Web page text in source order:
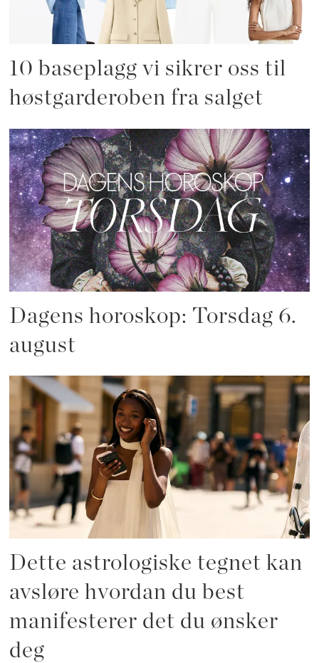
10 baseplagg vi sikrer oss til
høstgarderoben fra salget
Dagens horoskop: Torsdag 6.
august
Dette astrologiske tegnet kan
avsløre hvordan du best
manifesterer det du ønsker
deg